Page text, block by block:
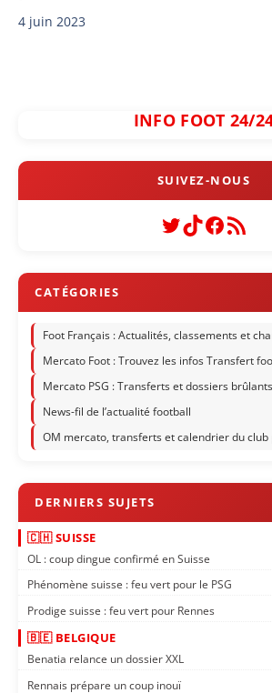
4 juin 2023
INFO FOOT 24/
Twitter
TikTok
Flux RSS
Foot Français : Actualités, classements et
Mercato Foot : Trouvez les infos Transfert
Mercato PSG : Transferts et dossiers
News-fil de l’actualité football
OM mercato, transferts et calendrier du club
🇨🇭 SUISSE
OL : coup dingue confirmé en Suisse
Phénomène suisse : feu vert pour le PSG
Prodige suisse : feu vert pour Rennes
🇧🇪 BELGIQUE
Benatia relance un dossier XXL
Rennais prépare un coup inouï